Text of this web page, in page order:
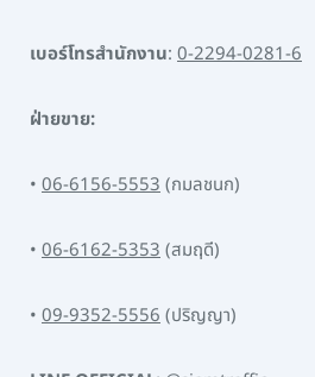
เบอร์โทรสำนักงาน: 0-2294-0281-6
ฝ่ายขาย:
• 06-6156-5553(กมลชนก)
• 06-6162-5353(สมฤดี)
• 09-9352-5556(ปริญญา)